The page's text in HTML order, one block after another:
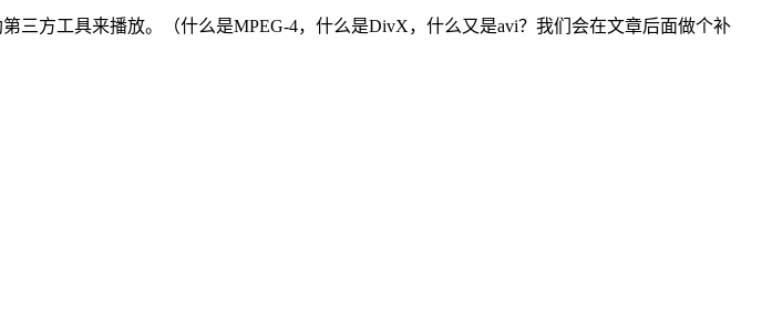
三方工具来播放。（什么是MPEG-4，什么是DivX，什么又是avi？我们会在文章后面做个补